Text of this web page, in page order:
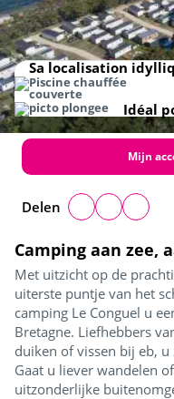
Camping aan zee,
Met uitzicht op de
uiterste puntje van het
camping Le Conguel u
Bretagne. Liefhebbers
duiken of vissen bij eb,
Gaat u liever wandelen
uitzonderlijke
Sa localisation
Idéal
Mijn
Delen